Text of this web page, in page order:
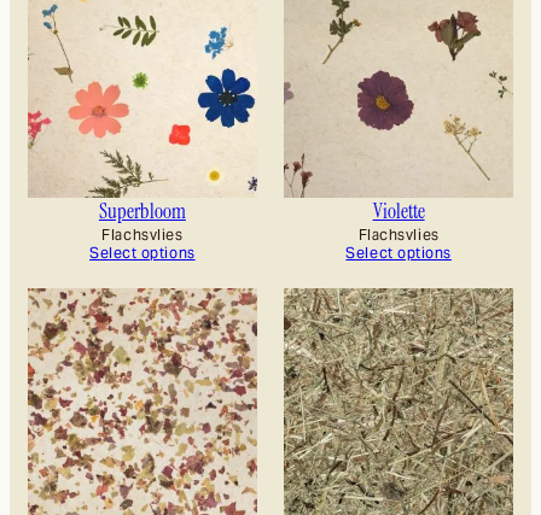
Superbloom
Flachsvlies
Select options
Violette
Flachsvlies
Select options